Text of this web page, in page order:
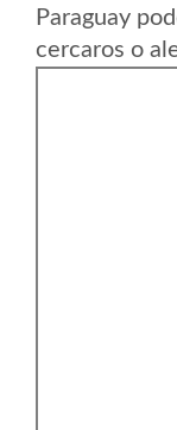
Paraguay
cercaros o